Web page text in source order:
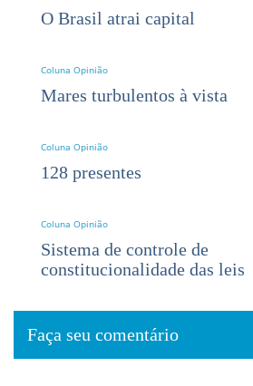
O Brasil atrai capital
Coluna Opinião
Mares turbulentos à vista
Coluna Opinião
128 presentes
Coluna Opinião
Sistema de controle de
constitucionalidade das leis
Faça seu comentário